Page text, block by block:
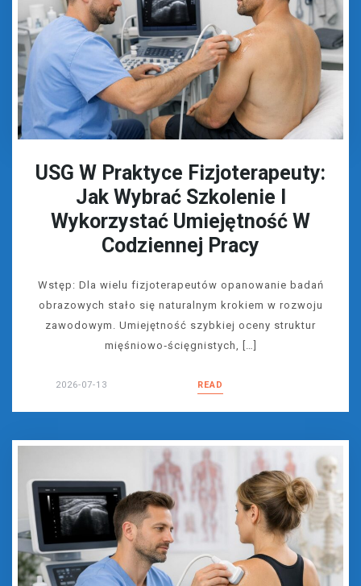
USG W Praktyce Fizjoterapeuty:
Jak Wybrać Szkolenie I
Wykorzystać Umiejętność W
Codziennej Pracy
Wstęp: Dla wielu fizjoterapeutów opanowanie badań
obrazowych stało się naturalnym krokiem w rozwoju
zawodowym. Umiejętność szybkiej oceny struktur
mięśniowo‑ścięgnistych, […]
2026-07-13 READ